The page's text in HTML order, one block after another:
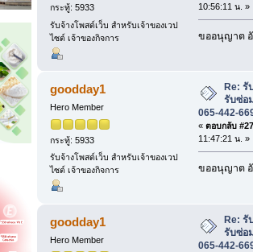
กระทู้: 5933
รับจ้างโพสต์เว็บ สำหรับเจ้าของเวป
ไซต์ เจ้าของกิจการ
10:56:11 น. »
ขออนุญาต
goodday1
Hero Member
กระทู้: 5933
รับจ้างโพสต์เว็บ สำหรับเจ้าของเวป
ไซต์ เจ้าของกิจการ
Re: รั
รับซ่อ
065-442-
« ตอบกลับ
11:47:21 น. »
ขออนุญาต
goodday1
Hero Member
Re: รั
รับซ่อ
065-442-